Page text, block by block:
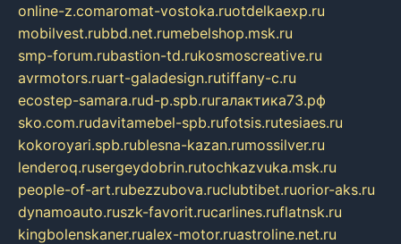
online-z.comaromat-vostoka.ruotdelkaexp.ru
mobilvest.rubbd.net.rumebelshop.msk.ru
smp-forum.rubastion-td.rukosmoscreative.ru
avrmotors.ruart-galadesign.rutiffany-c.ru
ecostep-samara.rud-p.spb.ruгалактика73.рф
sko.com.rudavitamebel-spb.rufotsis.rutesiaes.ru
kokoroyari.spb.rublesna-kazan.rumossilver.ru
lenderoq.rusergeydobrin.rutochkazvuka.msk.ru
people-of-art.rubezzubova.ruclubtibet.ruorior-aks.ru
dynamoauto.ruszk-favorit.rucarlines.ruflatnsk.ru
kingbolenskaner.rualex-motor.ruastroline.net.ru